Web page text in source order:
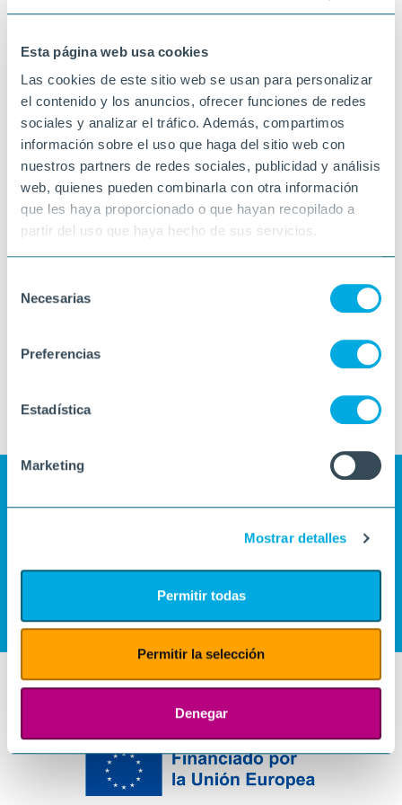
Esta página web usa cookies
Las cookies de este sitio web se usan para personalizar
el contenido y los anuncios, ofrecer funciones de redes
sociales y analizar el tráfico. Además, compartimos
información sobre el uso que haga del sitio web con
nuestros partners de redes sociales, publicidad y análisis
web, quienes pueden combinarla con otra información
que les haya proporcionado o que hayan recopilado a
partir del uso que haya hecho de sus servicios.
Necesarias
Preferencias
Estadística
Marketing
Mostrar detalles
Permitir todas
Permitir la selección
Denegar
nostre centre!
RIUDOMS